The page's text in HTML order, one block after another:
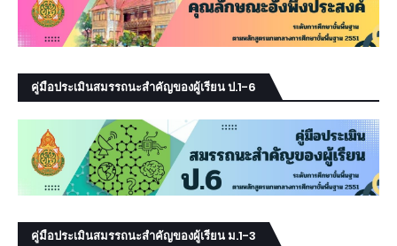
คู่มือประเมินสมรรถนะสำคัญของผู้เรียน ป.1-6
คู่มือประเมินสมรรถนะสำคัญของผู้เรียน ม.1-3